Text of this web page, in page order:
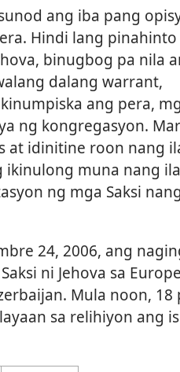
ang iba pang
Hindi lang
binugbog pa nila
dalang warrant,
ang pera,
ng kongregasyon.
at idinitine roon nang
muna nang
ng mga Saksi
24, 2006, ang
ni Jehova sa
Mula noon, 18
sa relihiyon ang